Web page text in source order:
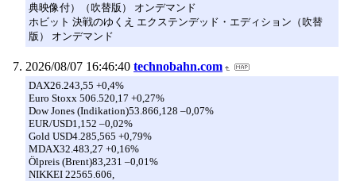
典映像付）（吹替版） オンデマンド
ホビット 決戦のゆくえ エクステンデッド・エディション（吹替
版） オンデマンド
2026/08/07 16:46:40 technobahn.com
DAX26.243,55 +0,4%
Euro Stoxx 506.520,17 +0,27%
Dow Jones (Indikation)53.866,128 –0,07%
EUR/USD1,152 –0,02%
Gold USD4.285,565 +0,79%
MDAX32.483,27 +0,16%
Ölpreis (Brent)83,231 –0,01%
NIKKEI 22565.606,